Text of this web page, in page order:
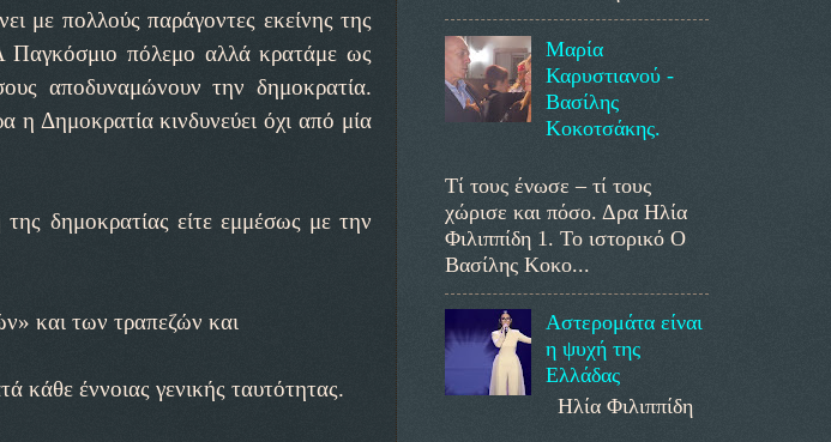
με πολλούς παράγοντες εκείνης της
πόλεμο αλλά κρατάμε ως
αποδυναμώνουν την δημοκρατία.
Δημοκρατία κινδυνεύει όχι από μία
δημοκρατίας είτε εμμέσως με την
και των τραπεζών και
κάθε έννοιας γενικής ταυτότητας.
Μαρία
Καρυστιανού -
Βασίλης
Κοκοτσάκης.
Τί τους ένωσε – τί τους
χώρισε και πόσο. Δρα Ηλία
Φιλιππίδη 1. Το ιστορικό Ο
Βασίλης Κοκο...
Αστερομάτα είναι
η ψυχή της
Ελλάδας
Ηλία Φιλιππίδη